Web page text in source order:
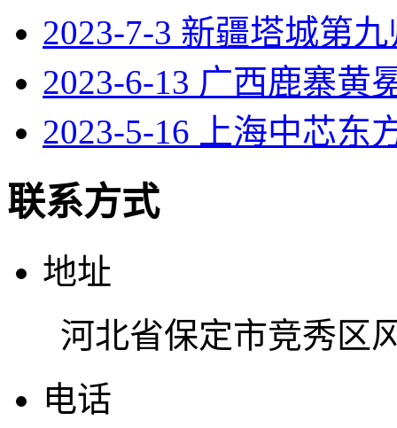
2023-7-3 新疆塔城第
2023-6-13 广西鹿寨黄
2023-5-16 上海中芯东
联系方式
地址
河北省保定市竞秀区
电话